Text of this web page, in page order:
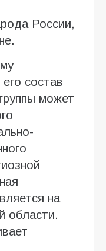
России,
состав
может
на
области.